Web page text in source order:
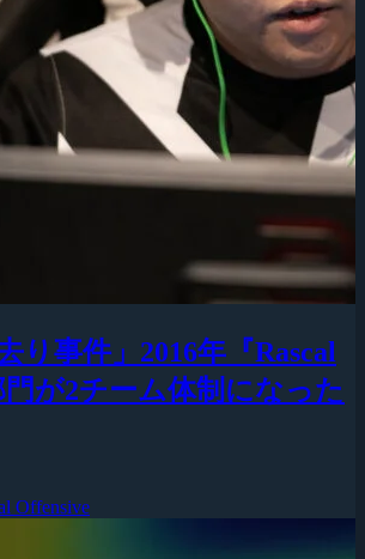
り事件」2016年『Rascal
門が2チーム体制になった
Offensive